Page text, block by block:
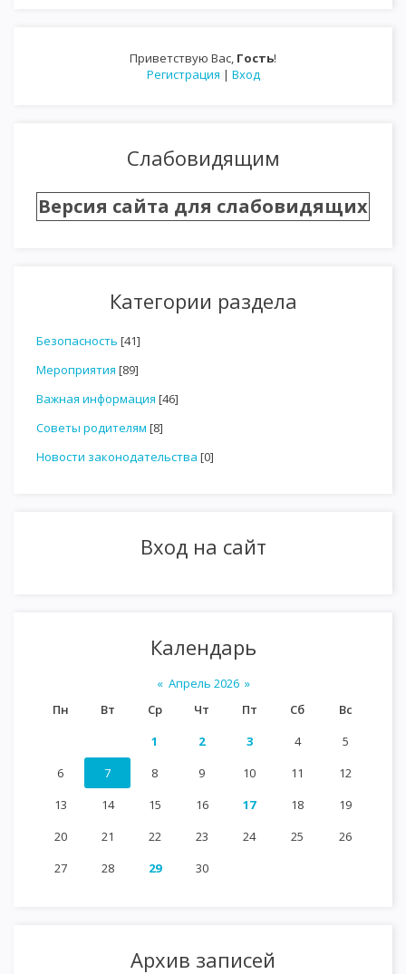
Приветствую Вас, Гость!
Регистрация | Вход
Слабовидящим
Версия сайта для слабовидящих
Категории раздела
Безопасность [41]
Мероприятия [89]
Важная информация [46]
Советы родителям [8]
Новости законодательства [0]
Вход на сайт
Календарь
« Апрель 2026 »
Пн
Вт Ср Чт Пт Сб
Вс
1
2 3 4
5
6
7 8 9 10 11
12
13
14 15 16 17 18
19
20
21 22 23 24 25
26
27
28 29 30
Архив записей